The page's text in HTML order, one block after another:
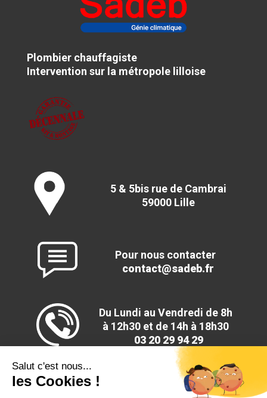
Plombier chauffagiste
Intervention sur la métropole lilloise
5 & 5bis rue de Cambrai
59000 Lille
Pour nous contacter
contact@sadeb.fr
Du Lundi au Vendredi de 8h
à 12h30 et de 14h à 18h30
03 20 29 94 29
Salut c'est nous...
les Cookies !